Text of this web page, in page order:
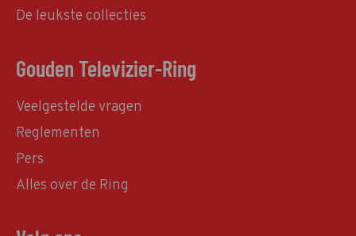
De leukste collecties
Gouden Televizier-Ring
Veelgestelde vragen
Reglementen
Pers
Alles over de Ring